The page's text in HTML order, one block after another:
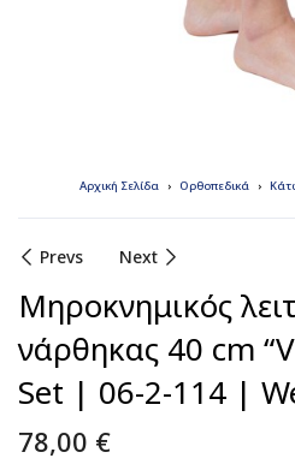
Αρχική Σελίδα Ορθοπεδικά
Prevs Next
Μηροκνημικός
νάρθηκας 40 cm
Set | 06-2-114 |
78,00 €